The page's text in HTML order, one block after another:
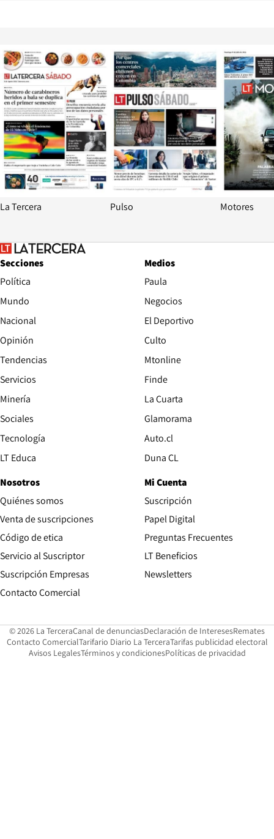
Opens in new window
La Tercera
Opens in
Pulso Motores
Secciones
Política
Mundo
Nacional
Opinión
Tendencias
Servicios
Minería
Sociales
Tecnología
LT Educa
Medios
Paula
Negocios
El Deportivo
Culto
Mtonline
Finde
La Cuarta
Glamorama
Auto.clOpens in new window
Duna CLOpens in new window
Nosotros
Quiénes somos
Venta de suscripciones
Código de etica Opens in new window
Servicio al Suscriptor
Suscripción Empresas
Contacto ComercialOpens in new window
Mi Cuenta
Suscripción
Papel DigitalOpens in new
Preguntas Frecuentes
LT Beneficios
Newsletters
© 2026 La TerceraCanal de denunciasOpens in new window
Declaración de InteresesOpens in
Remates
Contacto ComercialOpens in new window
Tarifario Diario La TerceraOpens in new window
Tarifas publicidad electoral
Avisos LegalesOpens in new window
Términos y condicionesPolíticas de privacidad